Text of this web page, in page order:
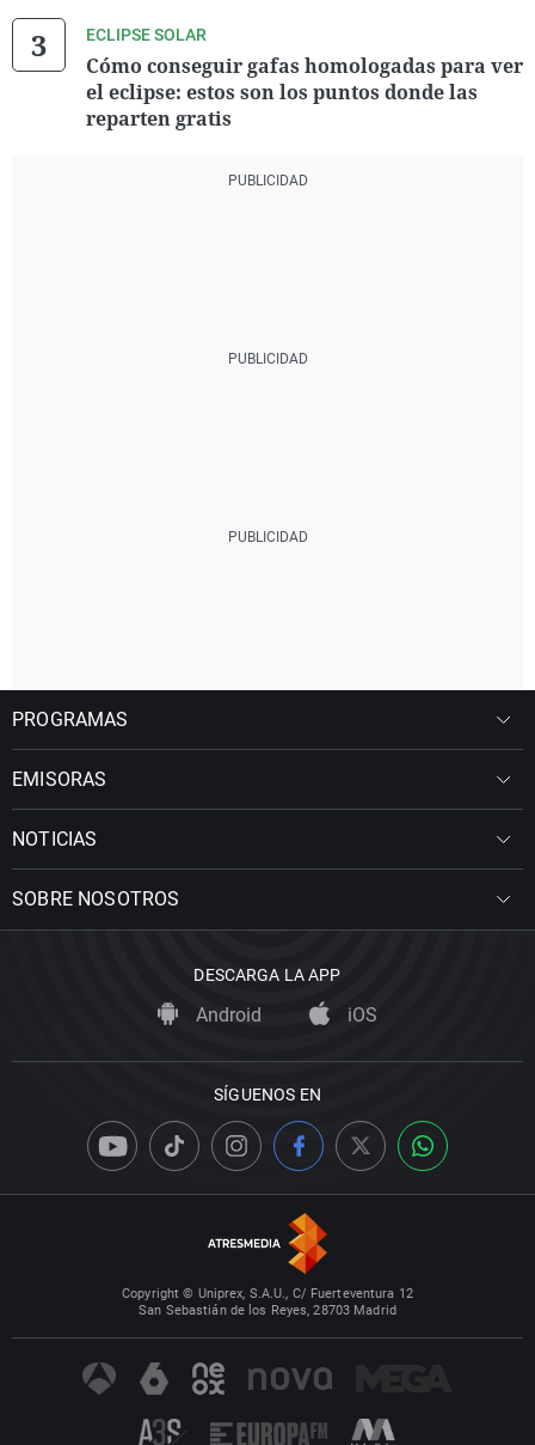
ECLIPSE SOLAR
Cómo conseguir gafas homologadas para ver
el eclipse: estos son los puntos donde las
reparten gratis
PROGRAMAS
EMISORAS
NOTICIAS
SOBRE NOSOTROS
DESCARGA LA APP
Android iOS
SÍGUENOS EN
Copyright © Uniprex, S.A.U., C/ Fuerteventura 12
San Sebastián de los Reyes, 28703 Madrid